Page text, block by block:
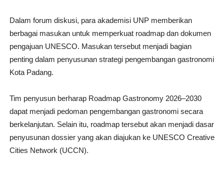
Dalam forum diskusi, para akademisi UNP memberikan
berbagai masukan untuk memperkuat roadmap dan dokumen
pengajuan UNESCO. Masukan tersebut menjadi bagian
penting dalam penyusunan strategi pengembangan gastronomi
Kota Padang.
Tim penyusun berharap Roadmap Gastronomy 2026–2030
dapat menjadi pedoman pengembangan gastronomi secara
berkelanjutan. Selain itu, roadmap tersebut akan menjadi dasar
penyusunan dossier yang akan diajukan ke UNESCO Creative
Cities Network (UCCN).